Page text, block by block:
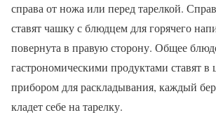
справа от ножа или перед тарелкой.
ставят чашку с блюдцем для горячего
повернута в правую сторону. Общее
гастрономическими продуктами ставят в
прибором для раскладывания, каждый
кладет себе на тарелку.